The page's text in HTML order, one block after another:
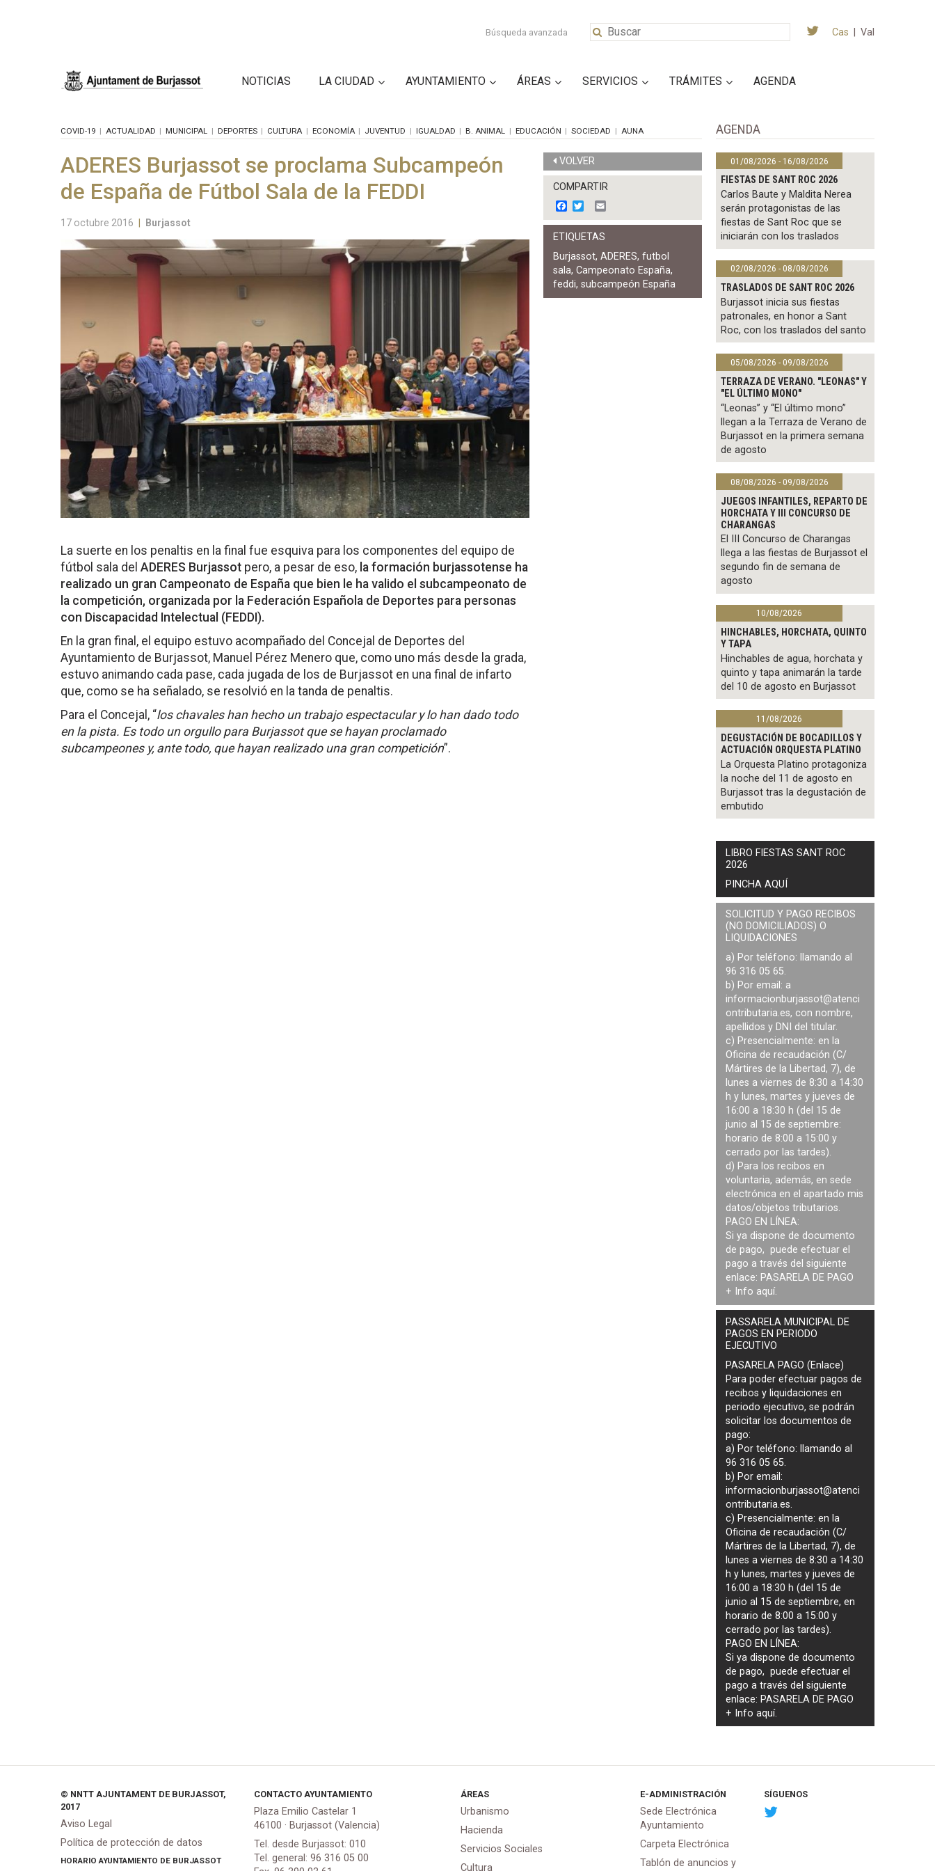
Búsqueda avanzada Cas Val
NOTICIAS LA CIUDAD AYUNTAMIENTO ÁREAS SERVICIOS TRÁMITES AGENDA
COVID-19 ACTUALIDAD MUNICIPAL DEPORTES CULTURA ECONOMÍA JUVENTUD IGUALDAD B. ANIMAL EDUCACIÓN SOCIEDAD AUNA
ADERES Burjassot se proclama Subcampeón
de España de Fútbol Sala de la FEDDI
17 octubre 2016 Burjassot
La suerte en los penaltis en la final fue esquiva para los componentes del equipo de
fútbol sala del ADERES Burjassot pero, a pesar de eso, la formación burjassotense ha
realizado un gran Campeonato de España que bien le ha valido el subcampeonato de
la competición, organizada por la Federación Española de Deportes para personas
con Discapacidad Intelectual (FEDDI).
En la gran final, el equipo estuvo acompañado del Concejal de Deportes del
Ayuntamiento de Burjassot, Manuel Pérez Menero que, como uno más desde la grada,
estuvo animando cada pase, cada jugada de los de Burjassot en una final de infarto
que, como se ha señalado, se resolvió en la tanda de penaltis.
Para el Concejal, “los chavales han hecho un trabajo espectacular y lo han dado todo
en la pista. Es todo un orgullo para Burjassot que se hayan proclamado
subcampeones y, ante todo, que hayan realizado una gran competición”.
VOLVER
COMPARTIR
F
a
c
e
b
o
o
k
w
i
t
e
r
m
a
l
ETIQUETAS
Burjassot,ADERES,futbol
sala,Campeonato España,
feddi,subcampeón España
AGENDA
01/08/2026 - 16/08/2026
FIESTAS DE SANT ROC 2026
Carlos Baute y Maldita Nerea
serán protagonistas de las
fiestas de Sant Roc que se
iniciarán con los traslados
02/08/2026 - 08/08/2026
TRASLADOS DE SANT ROC 2026
Burjassot inicia sus fiestas
patronales, en honor a Sant
Roc, con los traslados del santo
05/08/2026 - 09/08/2026
TERRAZA DE VERANO. "LEONAS" Y
"EL ÚLTIMO MONO"
“Leonas” y “El último mono”
llegan a la Terraza de Verano de
Burjassot en la primera semana
de agosto
08/08/2026 - 09/08/2026
JUEGOS INFANTILES, REPARTO DE
HORCHATA Y III CONCURSO DE
CHARANGAS
El III Concurso de Charangas
llega a las fiestas de Burjassot el
segundo fin de semana de
agosto
10/08/2026
HINCHABLES, HORCHATA, QUINTO
Y TAPA
Hinchables de agua, horchata y
quinto y tapa animarán la tarde
del 10 de agosto en Burjassot
11/08/2026
DEGUSTACIÓN DE BOCADILLOS Y
ACTUACIÓN ORQUESTA PLATINO
La Orquesta Platino protagoniza
la noche del 11 de agosto en
Burjassot tras la degustación de
embutido
LIBRO FIESTAS SANT ROC
2026
PINCHA AQUÍ
SOLICITUD Y PAGO RECIBOS
(NO DOMICILIADOS) O
LIQUIDACIONES
a) Por teléfono: llamando al
96 316 05 65.
b) Por email: a
informacionburjassot@atenci
ontributaria.es, con nombre,
apellidos y DNI del titular.
c) Presencialmente: en la
Oficina de recaudación (C/
Mártires de la Libertad, 7), de
lunes a viernes de 8:30 a 14:30
h y lunes, martes y jueves de
16:00 a 18:30 h (del 15 de
junio al 15 de septiembre:
horario de 8:00 a 15:00 y
cerrado por las tardes).
d) Para los recibos en
voluntaria, además, en sede
electrónica en el apartado mis
datos/objetos tributarios.
PAGO EN LÍNEA:
Si ya dispone de documento
de pago, puede efectuar el
pago a través del siguiente
enlace: PASARELA DE PAGO
+ Info aquí.
PASSARELA MUNICIPAL DE
PAGOS EN PERIODO
EJECUTIVO
PASARELA PAGO (Enlace)
Para poder efectuar pagos de
recibos y liquidaciones en
periodo ejecutivo, se podrán
solicitar los documentos de
pago:
a) Por teléfono: llamando al
96 316 05 65.
b) Por email:
informacionburjassot@atenci
ontributaria.es.
c) Presencialmente: en la
Oficina de recaudación (C/
Mártires de la Libertad, 7), de
lunes a viernes de 8:30 a 14:30
h y lunes, martes y jueves de
16:00 a 18:30 h (del 15 de
junio al 15 de septiembre, en
horario de 8:00 a 15:00 y
cerrado por las tardes).
PAGO EN LÍNEA:
Si ya dispone de documento
de pago, puede efectuar el
pago a través del siguiente
enlace: PASARELA DE PAGO
+ Infoaquí.
© NNTT AJUNTAMENT DE BURJASSOT,
2017
Aviso Legal
Política de protección de datos
HORARIO AYUNTAMIENTO DE BURJASSOT
CONTACTO AYUNTAMIENTO
Plaza Emilio Castelar 1
46100 · Burjassot (Valencia)
Tel. desde Burjassot: 010
Tel. general: 96 316 05 00
ÁREAS
Urbanismo
Hacienda
Servicios Sociales
Cultura
E-ADMINISTRACIÓN
Sede Electrónica
Ayuntamiento
Carpeta Electrónica
Tablón de anuncios y
SÍGUENOS